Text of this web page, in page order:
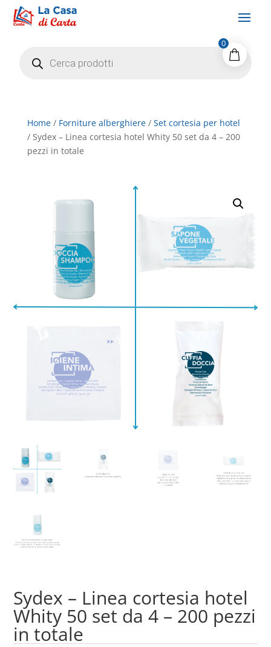
search
Home/ Forniture alberghiere/ Set cortesia per hotel
/ Sydex – Linea cortesia hotel Whity 50 set da 4 – 200
pezzi in totale
Sydex – Linea cortesia hotel
Whity 50 set da 4 – 200 pezzi
in totale
0